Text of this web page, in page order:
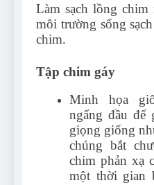
Làm sạch lồng
môi trường sống
chim.
Tập chim gáy
Minh họa
ngẩng đầu để
giọng giống
chúng bắt
chim phản xạ
một thời gian